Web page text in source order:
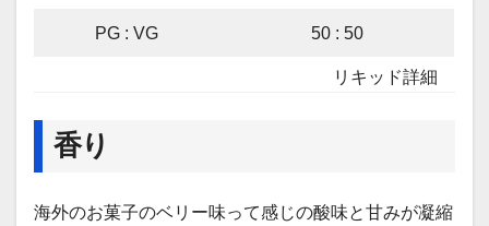
PG : VG 50 : 50
リキッド詳細
香り
海外のお菓子のベリー味って感じの酸味と甘みが凝縮